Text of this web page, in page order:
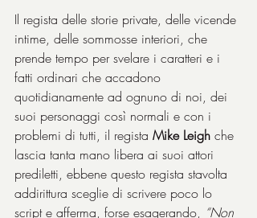
Il regista delle storie private, delle vicende
intime, delle sommosse interiori, che
prende tempo per svelare i caratteri e i
fatti ordinari che accadono
quotidianamente ad ognuno di noi, dei
suoi personaggi così normali e con i
problemi di tutti, il regista Mike Leigh che
lascia tanta mano libera ai suoi attori
prediletti, ebbene questo regista stavolta
addirittura sceglie di scrivere poco lo
script e afferma, forse esagerando, “Non